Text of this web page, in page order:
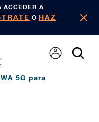
ACCEDER A
O HAZ
5G para